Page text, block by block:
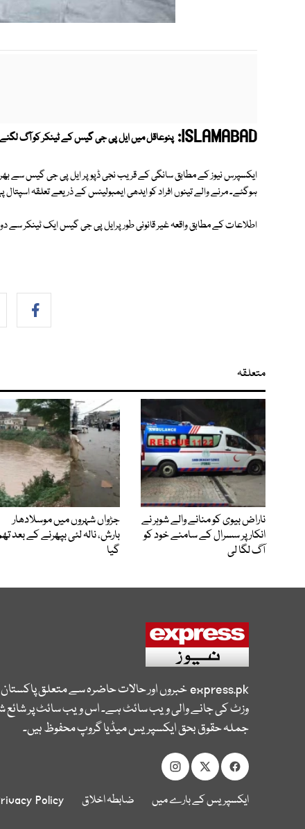
ISLAMABAD: پنوعاقل میں ایل پی جی گیس کے ٹینکر کو آگ لگنے سے3افراد ہلاک
ایکسپرس نیوز کے مطابق سانگی کے قریب نجی ڈپو پر ایل پی جی گیس سے
ہوگئے۔ مرنے والے تینوں افراد کو ایدھی ایمبولینس کے ذریعے تعلقہ اسپتال
اطلاعات کے مطابق واقعہ غیر قانونی طور پرایل پی جی گیس ایک ٹینکر
متعلقہ
ناراض بیوی کو منانے والے شوہر نے
انکار پر سسرال کے سامنے خود کو
آگ لگا لی
جڑواں شہروں میں موسلادھار
بارش، نالہ لئی بپھرنے کے بعد
گیا
express.pkخبروں اور حالات حاضرہ سے متعلق
وزٹ کی جانے والی ویب سائٹ ہے۔ اس ویب سائٹ پر شائع
جملہ حقوق بحق ایکسپریس میڈیا گروپ محفوظ ہیں۔
ایکسپریس کے بارے میں ضابطہ اخلاق Policy